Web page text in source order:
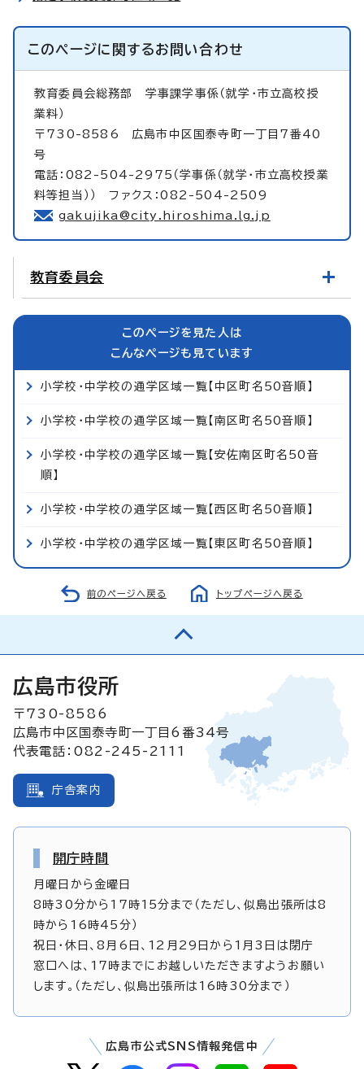
このページに関するお問い合わせ
教育委員会総務部 学事課学事係（就学・市立高校授
業料）
〒730-8586 広島市中区国泰寺町一丁目7番40
号
電話：082-504-2975（学事係（就学・市立高校授業
料等担当）） ファクス：082-504-2509
gakujika@city.hiroshima.lg.jp
教育委員会
このページを見た人は
こんなページも見ています
小学校・中学校の通学区域一覧【中区町名50音順】
小学校・中学校の通学区域一覧【南区町名50音順】
小学校・中学校の通学区域一覧【安佐南区町名50音
順】
小学校・中学校の通学区域一覧【西区町名50音順】
小学校・中学校の通学区域一覧【東区町名50音順】
前のページへ戻る トップページへ戻る
広島市役所
〒730-8586
広島市中区国泰寺町一丁目6番34号
代表電話：082-245-2111
庁舎案内
開庁時間
月曜日から金曜日
8時30分から17時15分まで（ただし、似島出張所は8
時から16時45分）
祝日・休日、8月6日、12月29日から1月3日は閉庁
窓口へは、17時までにお越しいただきますようお願い
します。（ただし、似島出張所は16時30分まで）
広島市公式SNS情報発信中